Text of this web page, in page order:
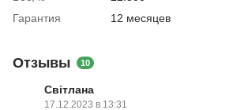
Гарантия
12 месяцев
Отзывы 10
Світлана
17.12.2023 в 13:31